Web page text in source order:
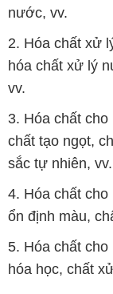
nước, vv.
2. Hóa chất xử
hóa chất xử lý
vv.
3. Hóa chất
chất tạo ngọt,
sắc tự nhiên, vv.
4. Hóa chất
ổn định màu,
5. Hóa chất
hóa học, chất